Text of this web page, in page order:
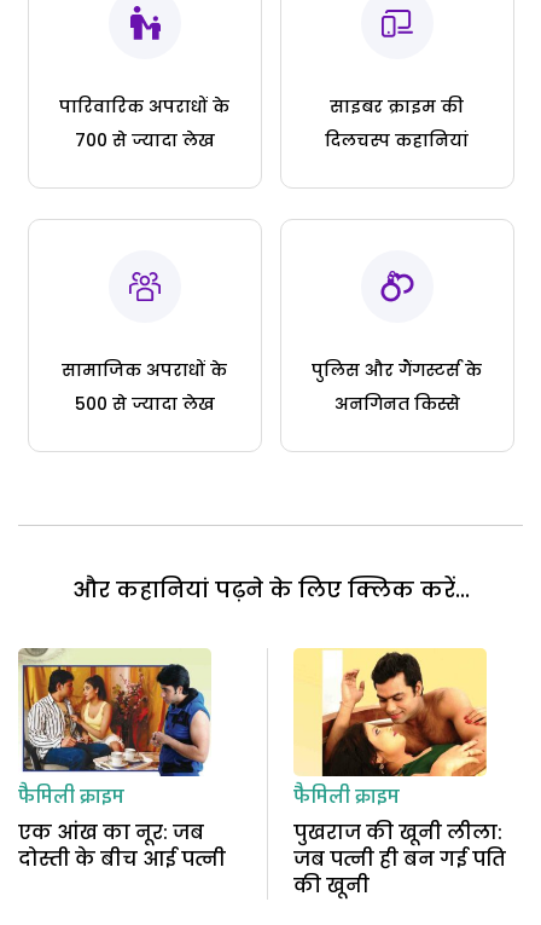
पारिवारिक अपराधों के
700 से ज्यादा लेख
साइबर क्राइम की
दिलचस्प कहानियां
सामाजिक अपराधों के
500 से ज्यादा लेख
पुलिस और गैंगस्टर्स के
अनगिनत किस्से
और कहानियां पढ़ने के लिए क्लिक करें...
फैमिली क्राइम
एक आंख का नूर: जब
दोस्ती के बीच आई पत्नी
फैमिली क्राइम
पुखराज की खूनी लीला:
जब पत्नी ही बन गई पति
की खूनी